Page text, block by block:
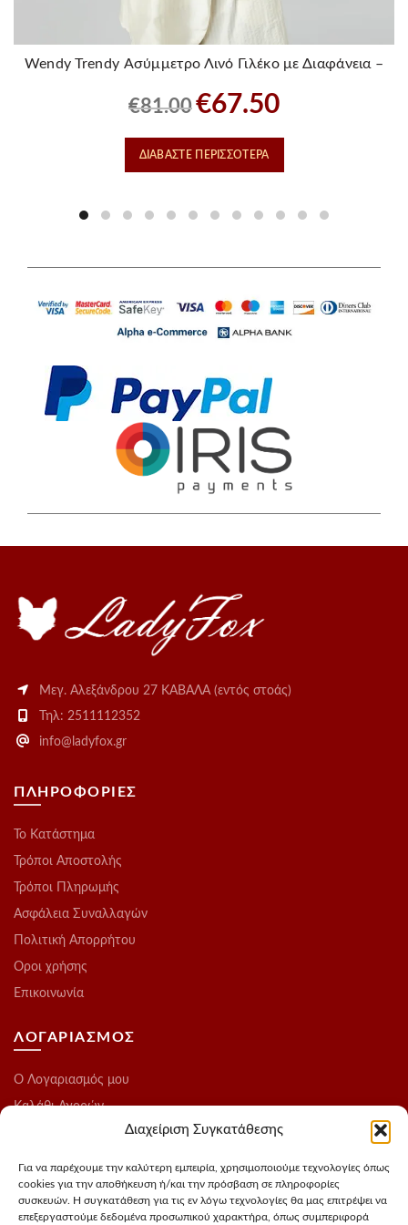
Διαχείριση Συγκατάθεσης
Για να παρέχουμε την καλύτερη εμπειρία, χρησιμοποιούμε τεχνολογίες όπως
cookies για την αποθήκευση ή/και την πρόσβαση σε πληροφορίες
συσκευών. Η συγκατάθεση για τις εν λόγω τεχνολογίες θα μας επιτρέψει να
επεξεργαστούμε δεδομένα προσωπικού χαρακτήρα, όπως συμπεριφορά
Wendy Trendy Ασύμμετρο Λινό Γιλέκο με Διαφάνεια –
€81.00
Original
price
was:
€81.00.
€67.50
τιμή
ΔΙΑΒΆΣΤΕ ΠΕΡΙΣΣΌΤΕΡΑ
Μεγ. Αλεξάνδρου 27 ΚΑΒΑΛΑ (εντός στοάς)
Τηλ: 2511112352
info@ladyfox.gr
ΠΛΗΡΟΦΟΡΙΕΣ
Το Kατάστημα
Τρόποι Αποστολής
Τρόποι Πληρωμής
Ασφάλεια Συναλλαγών
Πολιτική Απορρήτου
Οροι χρήσης
Επικοινωνία
ΛΟΓΑΡΙΑΣΜΟΣ
O Λογαριασμός μου
Καλάθι Αγορών
Ολοκλήρωση Παραγγελίας
Blog